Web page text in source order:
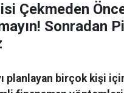
Çekmeden
Sonradan
planlayan birçok kişi